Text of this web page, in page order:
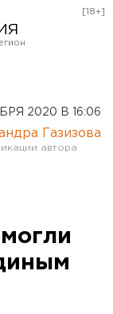
[18+]
2020 В 16:06
Газизова